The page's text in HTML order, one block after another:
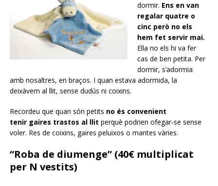
dormir. Ens en van
regalar quatre o
cinc però no els
hem fet servir mai.
Ella no els hi va fer
cas de ben petita. Per
dormir, s’adormia
amb nosaltres, en braços. I quan estava adormida, la
deixàvem al llit, sense dudús ni coixins.
Recordeu que quan són petits no és convenient
tenir gaires trastos al llit perquè podrien ofegar-se sense
voler. Res de coixins, gaires peluixos o mantes vàries.
“Roba de diumenge” (40€ multiplicat
per N vestits)